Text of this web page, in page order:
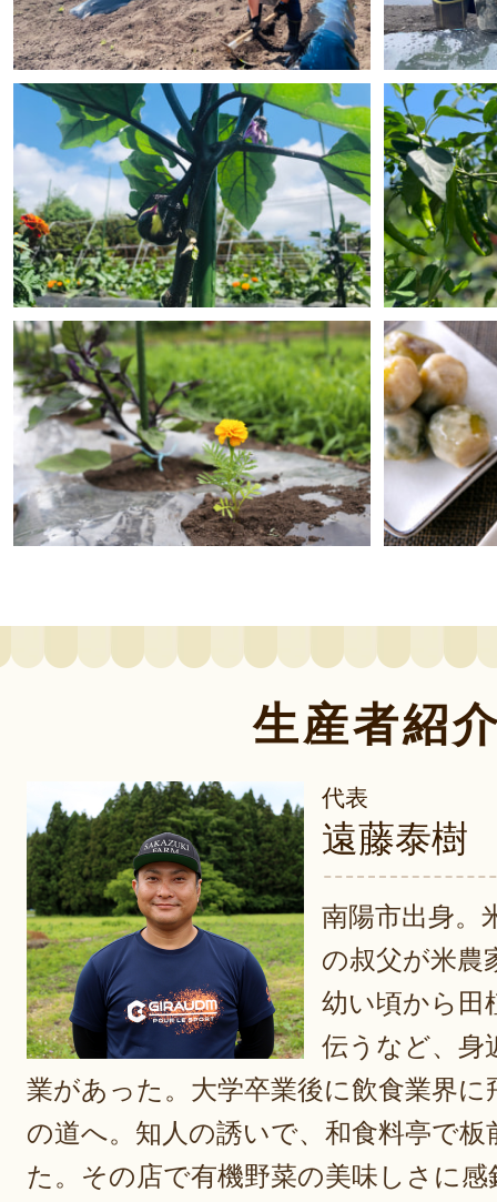
生産者紹
代表
遠藤泰樹
南陽市出身。
の叔父が米農
幼い頃から田
伝うなど、身
業があった。大学卒業後に飲食業界に
の道へ。知人の誘いで、和食料亭で
た。その店で有機野菜の美味しさに